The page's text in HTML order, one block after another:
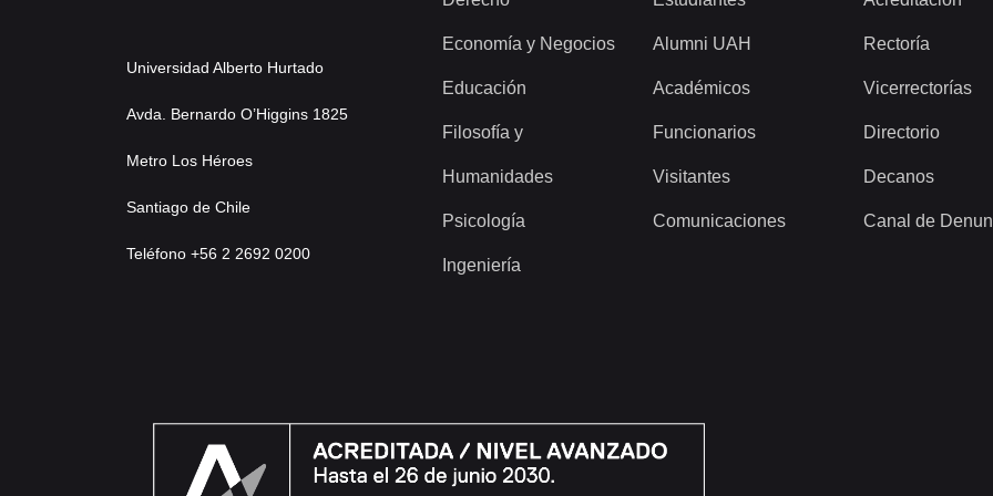
Universidad Alberto Hurtado
Avda. Bernardo O’Higgins 1825
Metro Los Héroes
Santiago de Chile
Teléfono +56 2 2692 0200
Economía y Negocios
Educación
Filosofía y
Humanidades
Psicología
Ingeniería
Alumni UAH
Académicos
Funcionarios
Visitantes
Comunicaciones
Rectoría
Vicerrectorías
Directorio
Decanos
Canal de